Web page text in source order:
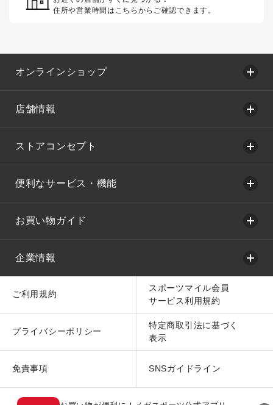
住所や営業時間はこちらからご確認できます。
オンラインショップ
店舗情報
ストアコンセプト
便利なサービス・機能
お買い物ガイド
企業情報
ご利用規約
スポーツマイル会員
サービス利用規約
プライバシーポリシー
特定商取引法に基づく
表示
免責事項 SNSガイドライン